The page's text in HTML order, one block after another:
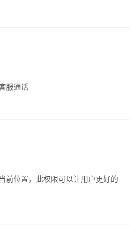
服通话
前位置，此权限可以让用户更好的